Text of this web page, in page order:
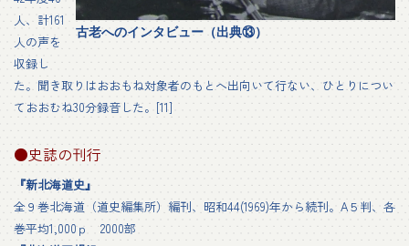
古老へのインタビュー（出典⑬）
人、計161
人の声を
収録し
た。聞き取りはおおもね対象者のもとへ出向いて行ない、ひとりについ
ておおむね30分録音した。[11]
●史誌の刊行
『新北海道史』
全９巻北海道（道史編集所）編刊、昭和44(1969)年から続刊。A５判、各
巻平均1,000ｐ 2000部